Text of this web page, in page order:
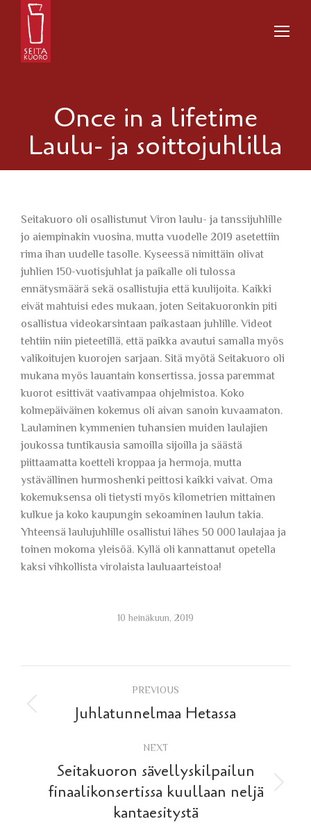
Once in a lifetime
Laulu- ja soittojuhlilla
Seitakuoro oli osallistunut Viron laulu- ja tanssijuhlille
jo aiempinakin vuosina, mutta vuodelle 2019 asetettiin
rima ihan uudelle tasolle. Kyseessä nimittäin olivat
juhlien 150-vuotisjuhlat ja paikalle oli tulossa
ennätysmäärä sekä osallistujia että kuulijoita. Kaikki
eivät mahtuisi edes mukaan, joten Seitakuoronkin piti
osallistua videokarsintaan paikastaan juhlille. Videot
tehtiin niin pieteetillä, että paikka avautui samalla myös
valikoitujen kuorojen sarjaan. Sitä myötä Seitakuoro oli
mukana myös lauantain konsertissa, jossa paremmat
kuorot esittivät vaativampaa ohjelmistoa. Koko
kolmepäiväinen kokemus oli aivan sanoin kuvaamaton.
Laulaminen kymmenien tuhansien muiden laulajien
joukossa tuntikausia samoilla sijoilla ja säästä
piittaamatta koetteli kroppaa ja hermoja, mutta
ystävällinen hurmoshenki peittosi kaikki vaivat. Oma
kokemuksensa oli tietysti myös kilometrien mittainen
kulkue ja koko kaupungin sekoaminen laulun takia.
Yhteensä laulujuhlille osallistui lähes 50 000 laulajaa ja
toinen mokoma yleisöä. Kyllä oli kannattanut opetella
kaksi vihkollista virolaista lauluaarteistoa!
10 heinäkuun, 2019
Post
navigation
PREVIOUS
Previous
Juhlatunnelmaa Hetassa
NEXT
Next
post:
Seitakuoron sävellyskilpailun
finaalikonsertissa kuullaan neljä
kantaesitystä